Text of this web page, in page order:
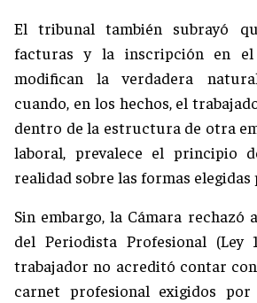
El tribunal también subrayó
facturas y la inscripción en
modifican la verdadera
cuando, en los hechos, el
dentro de la estructura de otra
laboral, prevalece el principio
realidad sobre las formas elegidas
Sin embargo, la Cámara rechazó
del Periodista Profesional (Ley
trabajador no acreditó contar
carnet profesional exigidos por